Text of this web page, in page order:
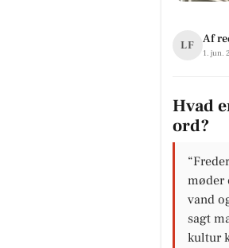
LF Af
1. jun.
Hvad
ord?
møder
vand
sagt
kultur